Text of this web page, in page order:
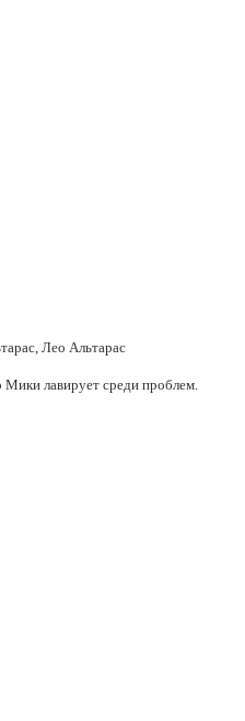
Лео Альтарас
Мики лавирует среди проблем.